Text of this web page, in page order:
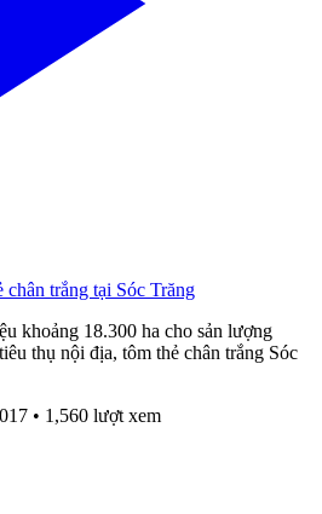
trắng tại Sóc Trăng
khoảng 18.300 ha cho sản lượng
thụ nội địa, tôm thẻ chân trắng Sóc
• 1,560 lượt xem